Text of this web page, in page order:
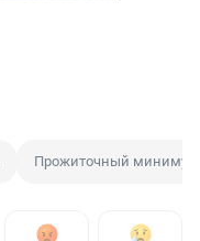
Прожиточный минимум